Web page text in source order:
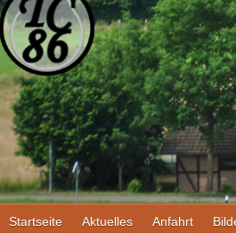
Startseite Aktuelles Anfahrt